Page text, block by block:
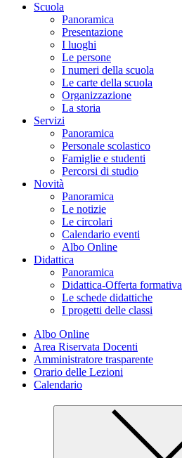
Scuola
Panoramica
Presentazione
I luoghi
Le persone
I numeri della scuola
Le carte della scuola
Organizzazione
La storia
Servizi
Panoramica
Personale scolastico
Famiglie e studenti
Percorsi di studio
Novità
Panoramica
Le notizie
Le circolari
Calendario eventi
Albo Online
Didattica
Panoramica
Didattica-Offerta formativa
Le schede didattiche
I progetti delle classi
Albo Online
Area Riservata Docenti
Amministratore trasparente
Orario delle Lezioni
Calendario